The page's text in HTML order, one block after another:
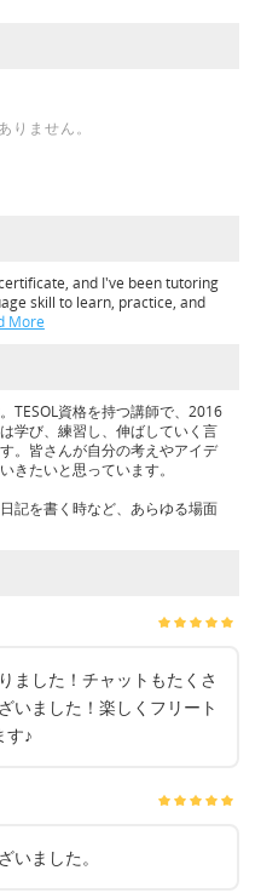
りません。
and I've been tutoring
skill to learn, practice, and
More
TESOL資格を持つ講師で、2016
学び、練習し、伸ばしていく言
。皆さんが自分の考えやアイデ
きたいと思っています。
記を書く時など、あらゆる場面
ました！チャットもたくさ
いました！楽しくフリート
す♪
いました。